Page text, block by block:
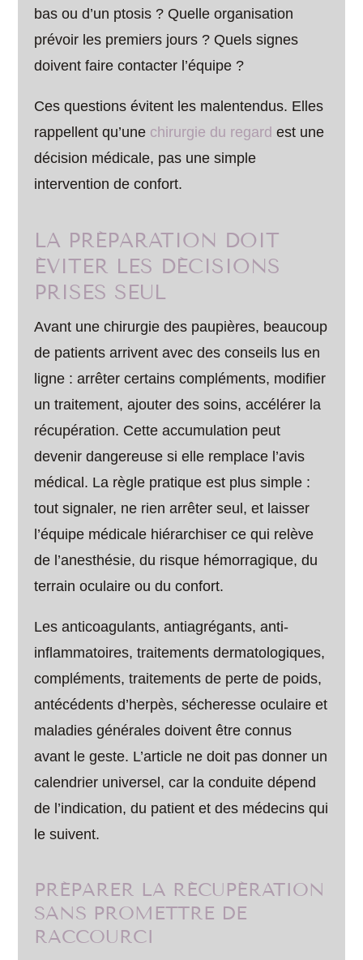
bas ou d’un ptosis ? Quelle organisation
prévoir les premiers jours ? Quels signes
doivent faire contacter l’équipe ?
Ces questions évitent les malentendus. Elles
rappellent qu’une chirurgie du regard est une
décision médicale, pas une simple
intervention de confort.
LA PRÉPARATION DOIT
ÉVITER LES DÉCISIONS
PRISES SEUL
Avant une chirurgie des paupières, beaucoup
de patients arrivent avec des conseils lus en
ligne : arrêter certains compléments, modifier
un traitement, ajouter des soins, accélérer la
récupération. Cette accumulation peut
devenir dangereuse si elle remplace l’avis
médical. La règle pratique est plus simple :
tout signaler, ne rien arrêter seul, et laisser
l’équipe médicale hiérarchiser ce qui relève
de l’anesthésie, du risque hémorragique, du
terrain oculaire ou du confort.
Les anticoagulants, antiagrégants, anti-
inflammatoires, traitements dermatologiques,
compléments, traitements de perte de poids,
antécédents d’herpès, sécheresse oculaire et
maladies générales doivent être connus
avant le geste. L’article ne doit pas donner un
calendrier universel, car la conduite dépend
de l’indication, du patient et des médecins qui
le suivent.
PRÉPARER LA RÉCUPÉRATION
SANS PROMETTRE DE
RACCOURCI